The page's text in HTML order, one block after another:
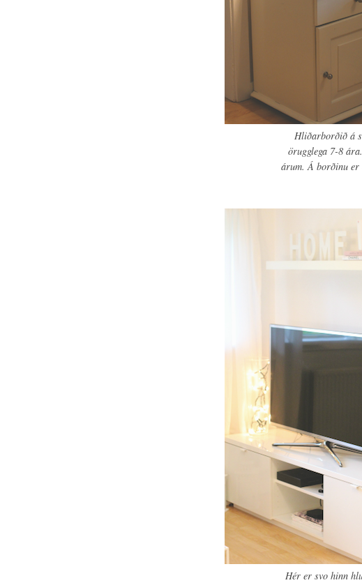
Hliðarborðið á
örugglega 7-8
árum. Á borðinu er
Hér er svo hinn